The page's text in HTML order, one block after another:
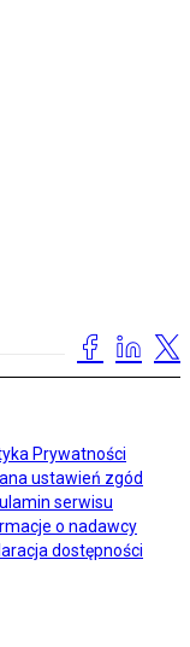
Prywatności
ustawień zgód
serwisu
o nadawcy
dostępności